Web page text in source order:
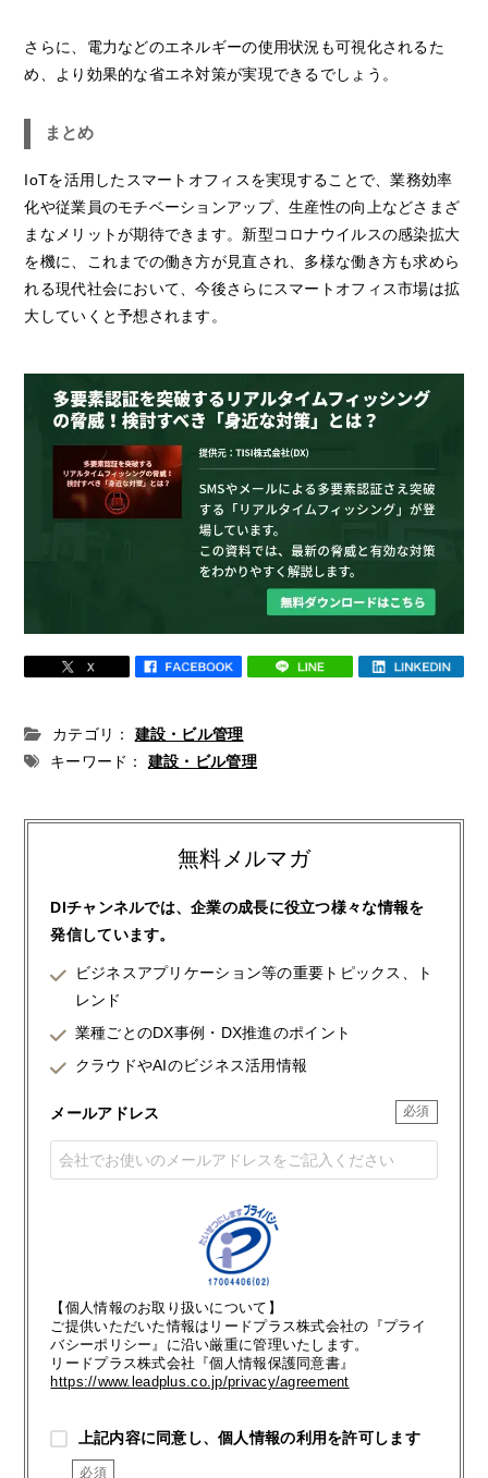
さらに、電力などのエネルギーの使用状況も可視化されるた
め、より効果的な省エネ対策が実現できるでしょう。
まとめ
IoTを活用したスマートオフィスを実現することで、業務効率
化や従業員のモチベーションアップ、生産性の向上などさまざ
まなメリットが期待できます。新型コロナウイルスの感染拡大
を機に、これまでの働き方が見直され、多様な働き方も求めら
れる現代社会において、今後さらにスマートオフィス市場は拡
大していくと予想されます。
カテゴリ：
建設・ビル管理
キーワード：
建設・ビル管理
無料メルマガ
DIチャンネルでは、企業の成長に役立つ様々な情報を
発信しています。
ビジネスアプリケーション等の重要トピックス、ト
レンド
業種ごとのDX事例・DX推進のポイント
クラウドやAIのビジネス活用情報
メールアドレス
【個人情報のお取り扱いについて】
ご提供いただいた情報はリードプラス株式会社の『プライ
バシーポリシー』に沿い厳重に管理いたします。
リードプラス株式会社『個人情報保護同意書』
https://www.leadplus.co.jp/privacy/agreement
上記内容に同意し、個人情報の利用を許可します